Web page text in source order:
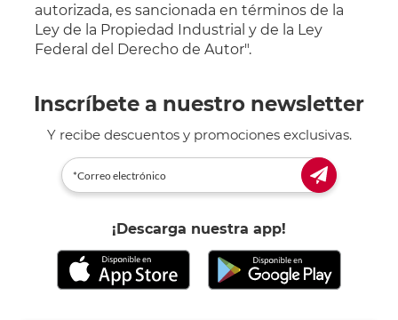
autorizada, es sancionada en términos de la
Ley de la Propiedad Industrial y de la Ley
Federal del Derecho de Autor".
Inscríbete a nuestro newsletter
Y recibe descuentos y promociones exclusivas.
¡Descarga nuestra app!